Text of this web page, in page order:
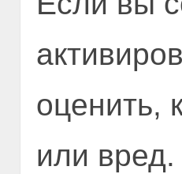
оценить,
или вред.